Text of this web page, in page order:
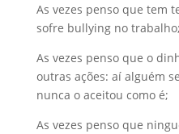
As vezes penso que tem
sofre bullying no trabalho;
As vezes penso que o
outras ações: aí alguém
nunca o aceitou como é;
As vezes penso que